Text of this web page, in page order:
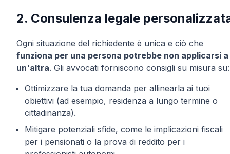
2. Consulenza legale
Ogni situazione del richiedente è unica e ciò che
funziona per una persona potrebbe non applicarsi a
un'altra. Gli avvocati forniscono consigli su misura su:
Ottimizzare la tua domanda per allinearla ai tuoi
obiettivi (ad esempio, residenza a lungo termine o
cittadinanza).
Mitigare potenziali sfide, come le implicazioni fiscali
per i pensionati o la prova di reddito per i